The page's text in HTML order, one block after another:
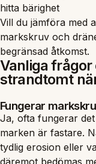
hitta bärighet
Vill du jämföra med
markskruv och
begränsad åtkomst.
Vanliga
strandtomt
Fungerar
Ja, ofta fungerar
marken är fastare.
tydlig erosion eller
däremot bedömas